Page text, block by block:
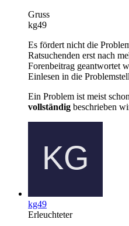
Gruss
kg49
Es fördert nicht die
Ratsuchenden erst nach
Forenbeitrag geantwortet
Einlesen in die
Ein Problem ist meist
vollständig beschrieben
kg49
Erleuchteter